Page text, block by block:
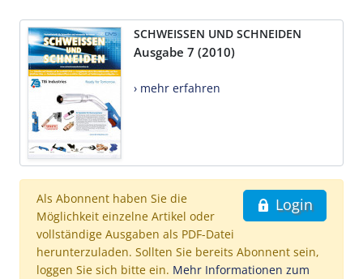
SCHWEISSEN UND SCHNEIDEN
Ausgabe 7 (2010)
› mehr erfahren
Login
Als Abonnent haben Sie die
Möglichkeit einzelne Artikel oder
vollständige Ausgaben als PDF-Datei
herunterzuladen. Sollten Sie bereits Abonnent sein,
loggen Sie sich bitte ein. Mehr Informationen zum